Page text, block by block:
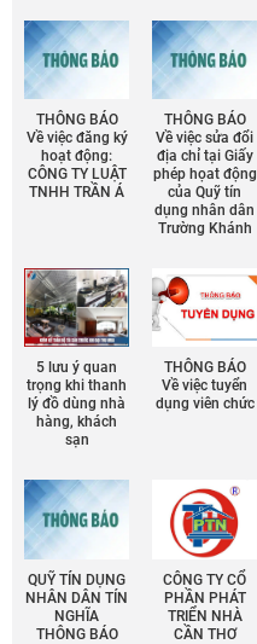
THÔNG BÁO
Về việc đăng ký
hoạt động:
CÔNG TY LUẬT
TNHH TRẦN Á
THÔNG BÁO
Về việc sửa đổi
địa chỉ tại Giấy
phép họat động
của Quỹ tín
dụng nhân dân
Trường Khánh
5 lưu ý quan
trọng khi thanh
lý đồ dùng nhà
hàng, khách
sạn
THÔNG BÁO
Về việc tuyển
dụng viên chức
QUỸ TÍN DỤNG
NHÂN DÂN TÍN
NGHĨA
THÔNG BÁO
CÔNG TY CỔ
PHẦN PHÁT
TRIỂN NHÀ
CẦN THƠ